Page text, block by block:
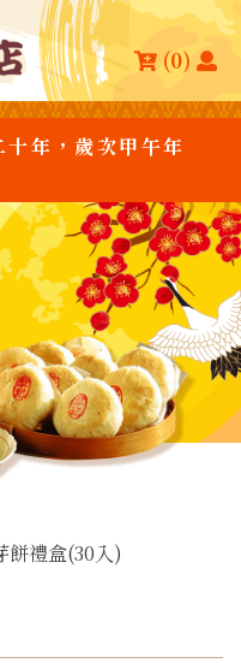
(0)
年，歲次甲午年
餅禮盒(30入)